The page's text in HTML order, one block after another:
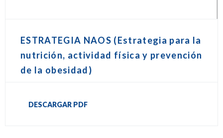
ESTRATEGIA NAOS (Estrategia para la
nutrición, actividad física y prevención
de la obesidad)
DESCARGAR PDF